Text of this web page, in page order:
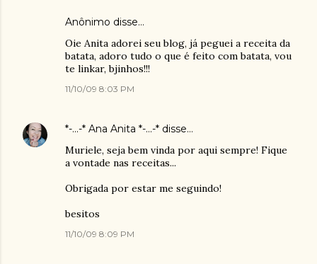
Anônimo disse…
Oie Anita adorei seu blog, já peguei a receita da
batata, adoro tudo o que é feito com batata, vou
te linkar, bjinhos!!!
11/10/09 8:03 PM
*-...-* Ana Anita *-...-* disse…
Muriele, seja bem vinda por aqui sempre! Fique
a vontade nas receitas...
Obrigada por estar me seguindo!
besitos
11/10/09 8:09 PM